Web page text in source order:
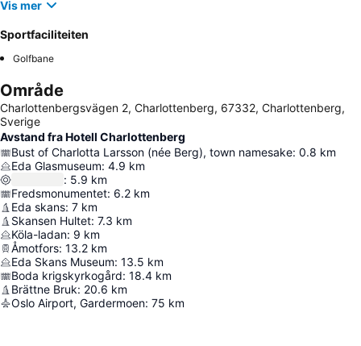
Vis mer
Sportfaciliteiten
Golfbane
Område
Charlottenbergsvägen 2, Charlottenberg, 67332, Charlottenberg,
Sverige
Avstand fra Hotell Charlottenberg
Bust of Charlotta Larsson (née Berg), town namesake: 0.8 km
Eda Glasmuseum: 4.9 km
: 5.9 km
Fredsmonumentet: 6.2 km
Eda skans: 7 km
Skansen Hultet: 7.3 km
Köla-ladan: 9 km
Åmotfors: 13.2 km
Eda Skans Museum: 13.5 km
Boda krigskyrkogård: 18.4 km
Brättne Bruk: 20.6 km
Oslo Airport, Gardermoen: 75 km